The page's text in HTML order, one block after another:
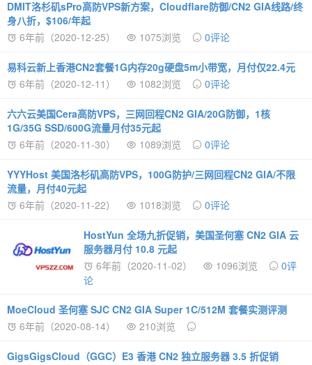
DMIT洛杉矶sPro高防VPS新方案，Cloudflare防御/CN2 GIA线路/终
身八折，$106/年起
6年前（2020-12-25）
1075浏览 0评论
易科云新上香港CN2套餐1G内存20g硬盘5m小带宽，月付仅22.4元
6年前（2020-12-11）
1082浏览 0评论
六六云美国Cera高防VPS，三网回程CN2 GIA/20G防御，1核
1G/35G SSD/600G流量月付35元起
6年前（2020-11-30）
1089浏览 0评论
YYYHost 美国洛杉矶高防VPS，100G防护/三网回程CN2 GIA/不限
流量，月付40元起
6年前（2020-11-22）
1018浏览 0评论
HostYun 全场九折促销，美国圣何塞 CN2 GIA 云
服务器月付 10.8 元起
6年前（2020-11-02）
1096浏览
0评
论
MoeCloud 圣何塞 SJC CN2 GIA Super 1C/512M 套餐实测评测
6年前（2020-08-14）
210浏览
GigsGigsCloud（GGC）E3 香港 CN2 独立服务器 3.5 折促销